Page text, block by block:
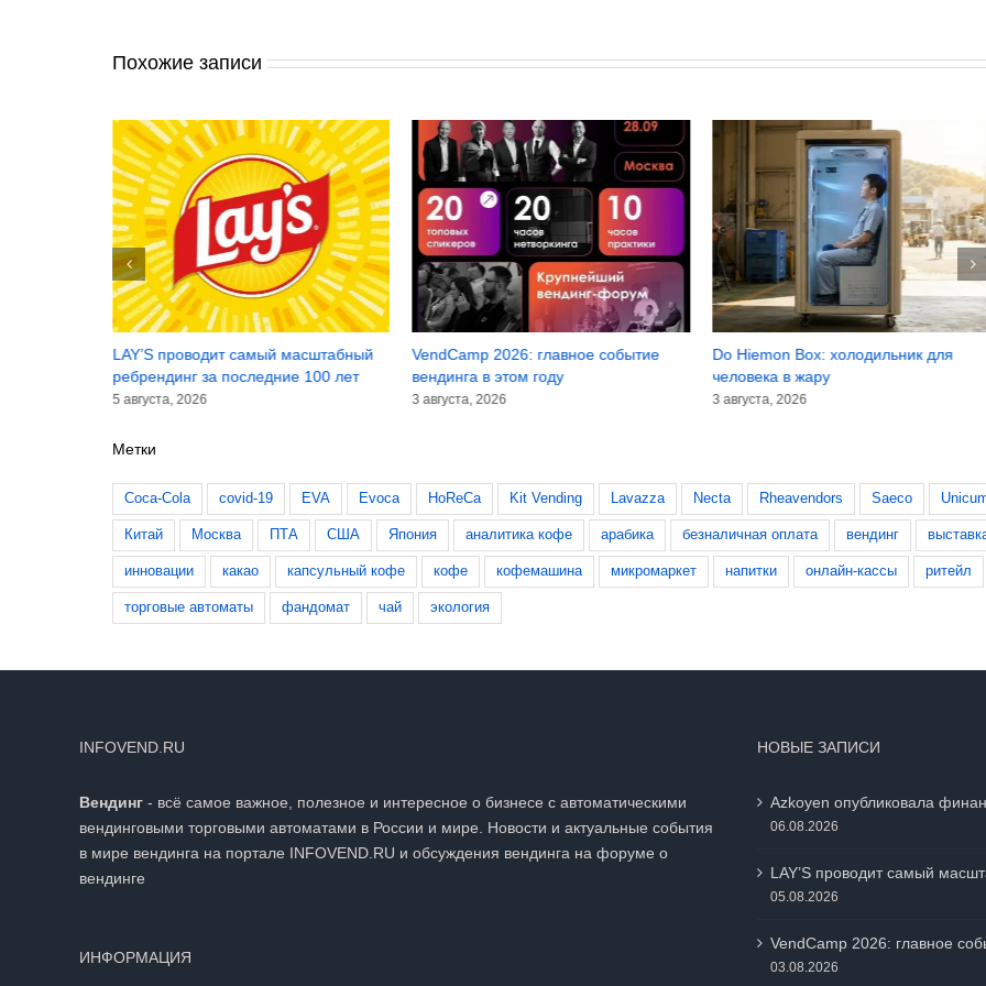
Похожие записи
LAY’S проводит самый масштабный
ребрендинг за последние 100 лет
5 августа, 2026
VendCamp 2026: главное событие
вендинга в этом году
3 августа, 2026
Do Hiemon Box: холодильник для
человека в жару
3 августа, 2026
Метки
Coca-Cola covid-19 EVA Evoca HoReCa Kit Vending Lavazza Necta Rheavendors Saeco
Китай Москва ПТА США Япония аналитика кофе арабика безналичная оплата вендинг
инновации какао капсульный кофе кофе кофемашина микромаркет напитки онлайн-кассы ритейл
торговые автоматы фандомат чай экология
INFOVEND.RU
Вендинг - всё самое важное, полезное и интересное о бизнесе с автоматическими
вендинговыми торговыми автоматами в России и мире. Новости и актуальные события
в мире вендинга на портале INFOVEND.RU и обсуждения вендинга на форуме о
вендинге
ИНФОРМАЦИЯ
НОВЫЕ ЗАПИСИ
Azkoyen опубликовала
06.08.2026
LAY’S проводит самый
05.08.2026
VendCamp 2026: главное
03.08.2026